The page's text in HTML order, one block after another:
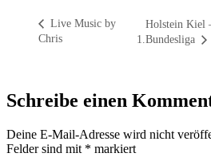
Live Music by
Chris
Holstein Kiel
1.Bundesliga
Schreibe einen
Deine E-Mail-Adresse wird nicht
Felder sind mit * markiert